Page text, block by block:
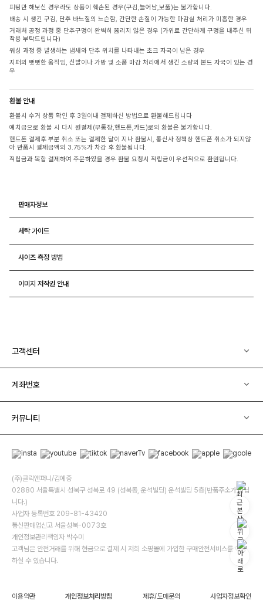
피팅만 해보신 경우라도 상품이 훼손된 경우(구김,늘어남,보풀)는 불가합니다.
배송 시 생긴 구김, 단추 바느질의 느슨함, 간단한 손질이 가능한 마감실 처리가 미흡한 경우
거래처 공정 과정 중 단추구멍이 완벽히 뚫리지 않은 경우 (가위로 간단하게 구멍을 내주신 뒤
착용 부탁드립니다)
워싱 과정 중 발생하는 냄새와 단추 위치를 나타내는 초크 자국이 남은 경우
지퍼의 뻣뻣한 움직임, 신발이나 가방 및 소품 마감 처리에서 생긴 소량의 본드 자국이 있는 경
우
환불 안내
환불시 수거 상품 확인 후 3일이내 결제하신 방법으로 환불해드립니다
예치금으로 환불 시 다시 원결제(무통장,핸드폰,카드)로의 환불은 불가합니다.
핸드폰 결제후 부분 취소 또는 결제한 달이 지나 환불시, 통신사 정책상 핸드폰 취소가 되지않
아 반품시 결제금액의 3.75%가 차감 후 환불됩니다.
적립금과 복합 결제하여 주문하였을 경우 환불 요청시 적립금이 우선적으로 환원됩니다.
판매자정보
세탁 가이드
사이즈 측정 방법
이미지 저작권 안내
고객센터
계좌번호
커뮤니티
(주)클릭앤퍼니/김예중
02880 서울특별시 성북구 성북로 49 (성북동, 운석빌딩) 운석빌딩 5층(반품주소가 아닙
니다.)
사업자 등록번호 209-81-43420
통신판매업신고 서울성북-0073호
개인정보관리책임자 박수미
고객님은 안전거래를 위해 현금으로 결제 시 저희 소핑몰에 가입한 구매안전서비스를 이용
하실 수 있습니다.
이용약관 개인정보처리방침 제휴/도매문의 사업자정보확인